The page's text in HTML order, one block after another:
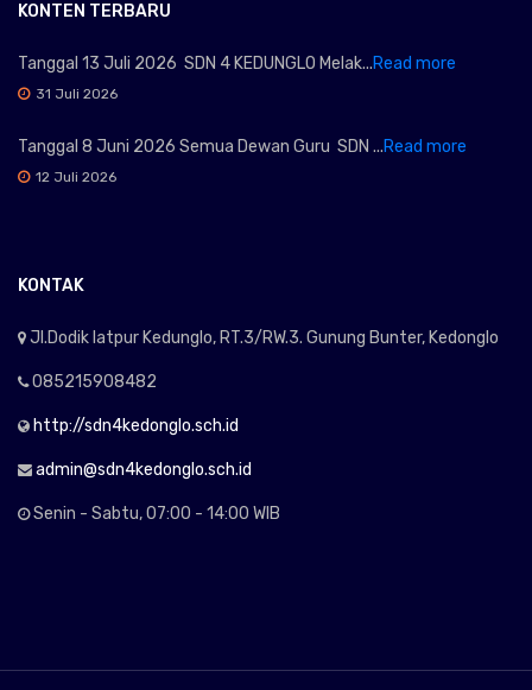
KONTEN TERBARU
Tanggal 13 Juli 2026 SDN 4 KEDUNGLO Melak...Read more
31 Juli 2026
Tanggal 8 Juni 2026 Semua Dewan Guru SDN ...Read more
12 Juli 2026
KONTAK
Jl.Dodik latpur Kedunglo, RT.3/RW.3. Gunung Bunter, Kedonglo
085215908482
http://sdn4kedonglo.sch.id
admin@sdn4kedonglo.sch.id
Senin - Sabtu, 07:00 - 14:00 WIB